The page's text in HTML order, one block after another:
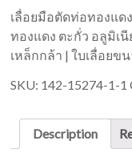
เลื่อยมือตัดท่อทองแด
ทองแดง ตะกั่ว อลูมิเ
เหล็กกล้า | ใบเลื่อยขน
SKU: 142-15274-1-1
Description